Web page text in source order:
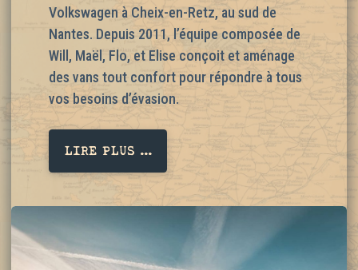
Volkswagen à Cheix-en-Retz, au sud de
Nantes. Depuis 2011, l’équipe composée de
Will, Maël, Flo, et Elise conçoit et aménage
des vans tout confort pour répondre à tous
vos besoins d’évasion.
LIRE PLUS ...